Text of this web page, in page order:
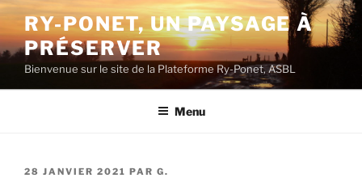
Aller
contenu
principal
RY-PONET, UN PAYSAGE À
PRÉSERVER
Bienvenue sur le site de la Plateforme Ry-Ponet, ASBL
Menu
PUBLIÉ
28 JANVIER 2021 PAR G.